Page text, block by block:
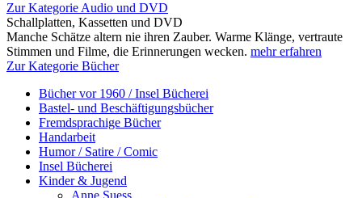
Zur Kategorie Audio und DVD
Schallplatten, Kassetten und DVD
Manche Schätze altern nie ihren Zauber. Warme Klänge, vertraute
Stimmen und Filme, die Erinnerungen wecken. mehr erfahren
Zur Kategorie Bücher
Bücher vor 1960 / Insel Bücherei
Bastel- und Beschäftigungsbücher
Fremdsprachige Bücher
Handarbeit
Humor / Satire / Comic
Insel Bücherei
Kinder & Jugend
Anne Suess